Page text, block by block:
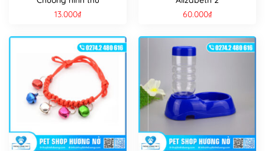
13.000₫
60.000₫